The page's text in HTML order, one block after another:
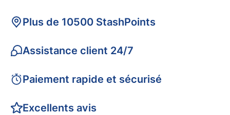
Plus de 10500 StashPoints
Assistance client 24/7
Paiement rapide et sécurisé
Excellents avis